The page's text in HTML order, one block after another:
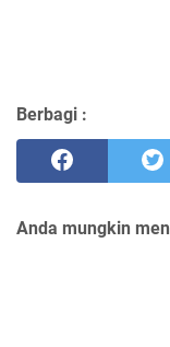
Berbagi :
Anda mungkin